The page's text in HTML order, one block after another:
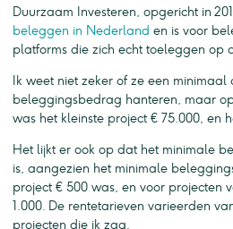
Duurzaam Investeren, opgericht in
beleggen in Nederland en is voor
platforms die zich echt toeleggen op
Ik weet niet zeker of ze een
beleggingsbedrag hanteren, maar
was het kleinste project € 75.000, en
Het lijkt er ook op dat het minimale
is, aangezien het minimale
project € 500 was, en voor projecten
1.000. De rentetarieven varieerden
projecten die ik zag.